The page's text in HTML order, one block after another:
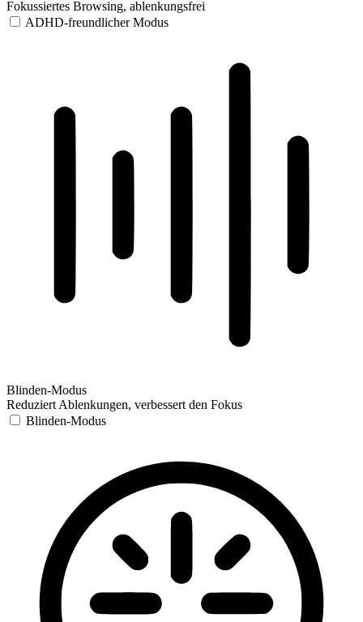
Fokussiertes Browsing, ablenkungsfrei
ADHD-freundlicher Modus
Blinden-Modus
Reduziert Ablenkungen, verbessert den Fokus
Blinden-Modus